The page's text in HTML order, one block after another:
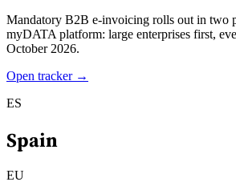
Mandatory B2B e-invoicing rolls out in two
myDATA platform: large enterprises first,
October 2026.
Open tracker →
ES
Spain
EU